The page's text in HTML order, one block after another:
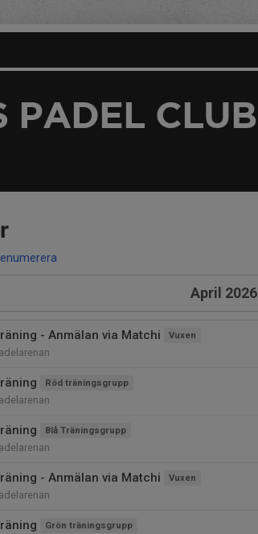
PADEL CLUB
April 2026
- Anmälan via Matchi Vuxen
Röd träningsgrupp
Blå Träningsgrupp
- Anmälan via Matchi Vuxen
Grön träningsgrupp